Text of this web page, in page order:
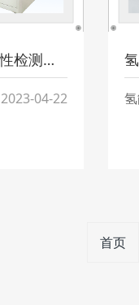
海瑞思锂电池Pack包一体化气密性检测方案， 助力锂电池生产效率及品质提升
2023-04-22
首页